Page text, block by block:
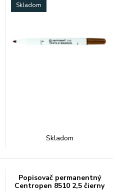
Skladom
Skladom
Popisovač permanentný
Centropen 8510 2,5 čierny